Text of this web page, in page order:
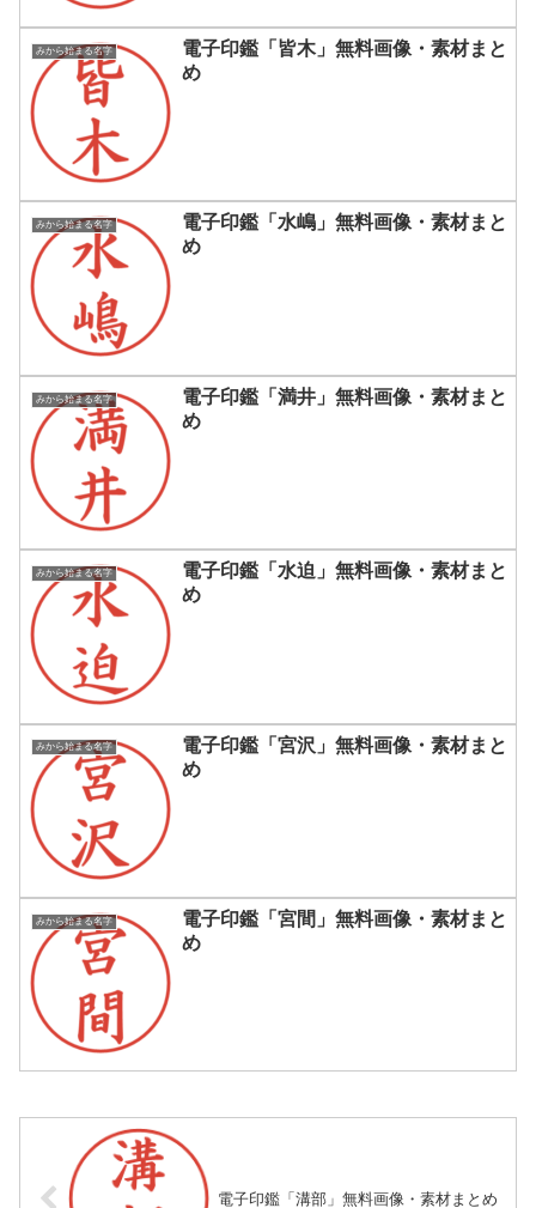
みから始まる名字
電子印鑑「皆木」無料画像・素材まと
め
みから始まる名字
電子印鑑「水嶋」無料画像・素材まと
め
みから始まる名字
電子印鑑「満井」無料画像・素材まと
め
みから始まる名字
電子印鑑「水迫」無料画像・素材まと
め
みから始まる名字
電子印鑑「宮沢」無料画像・素材まと
め
みから始まる名字
電子印鑑「宮間」無料画像・素材まと
め
電子印鑑「溝部」無料画像・素材まとめ